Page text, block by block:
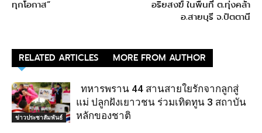
ทุกโอกาส”
อริยสงฆ์ ในพื้นที่ ต.ทุ่งคล้า
อ.สายบุรี จ.ปัตตานี
RELATED ARTICLES MORE FROM AUTHOR
ข่าวประชาสัมพันธ์
ทหารพราน 44 สานสายใยรักจากลูกสู่
แม่ ปลูกฝังเยาวชน ร่วมเทิดทูน 3 สถาบัน
หลักของชาติ